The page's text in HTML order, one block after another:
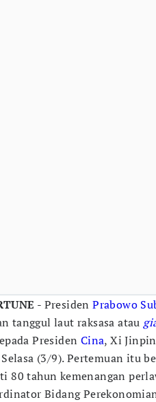
- PresidenPrabowo
tanggul laut raksasa atau
Presiden Cina, Xi
(3/9). Pertemuan itu
80 tahun kemenangan
Bidang